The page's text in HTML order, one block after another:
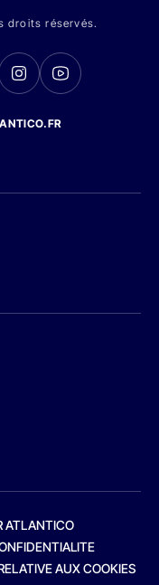
droits réservés.
ATLANTICO
AUX COOKIES